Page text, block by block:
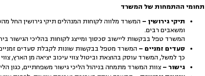
תחומי ההתמחות של המשרד
תיקי גירושין – המשרד מלווה לקוחות המנהלים תיקי גירושין החל
ומשאבים רבים.
המשרד טפל בבקשות ליישוב סכסוך ומייצג לקוחות בהליכי הגישור
סעדים זמניים – המשרד מטפל בבקשות שונות לקבלת סעדים
כך למשל, המשרד עוסק בהוצאת וביטול צווי עיכוב יציאה מן הארץ, צווי
גישור – צוות המשרד מתמחה בניהול הליכי גישור משפחתיים, כגון